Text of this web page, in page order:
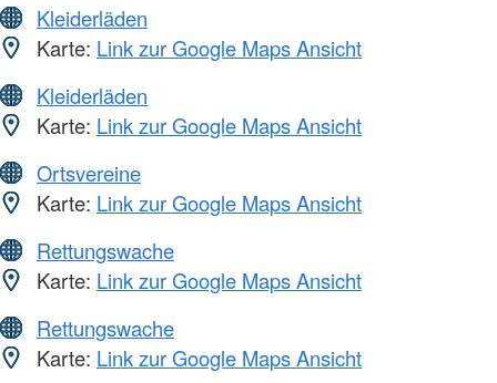
Kleiderläden
Karte: Link zur Google Maps Ansicht
Kleiderläden
Karte: Link zur Google Maps Ansicht
Ortsvereine
Karte: Link zur Google Maps Ansicht
Rettungswache
Karte: Link zur Google Maps Ansicht
Rettungswache
Karte: Link zur Google Maps Ansicht